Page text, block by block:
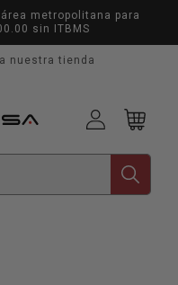
metropolitana para
sin ITBMS
nuestra tienda
cuenta
Carrito